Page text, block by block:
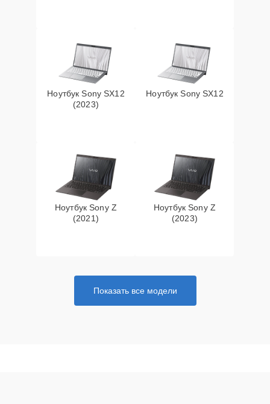
Ноутбук Sony SX12
(2023)
Ноутбук Sony SX12
Ноутбук Sony Z
(2021)
Ноутбук Sony Z
(2023)
Показать все модели